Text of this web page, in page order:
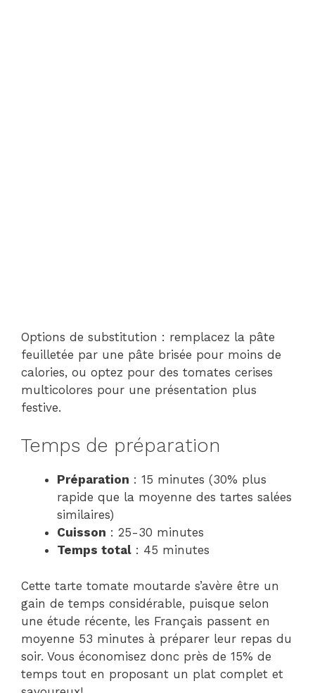
Options de substitution : remplacez la pâte
feuilletée par une pâte brisée pour moins de
calories, ou optez pour des tomates cerises
multicolores pour une présentation plus
festive.
Temps de préparation
Préparation : 15 minutes (30% plus
rapide que la moyenne des tartes salées
similaires)
Cuisson : 25-30 minutes
Temps total : 45 minutes
Cette tarte tomate moutarde s’avère être un
gain de temps considérable, puisque selon
une étude récente, les Français passent en
moyenne 53 minutes à préparer leur repas du
soir. Vous économisez donc près de 15% de
temps tout en proposant un plat complet et